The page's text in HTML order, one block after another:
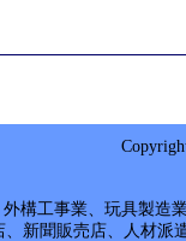
構工事業、玩具製
新聞販売店、人材